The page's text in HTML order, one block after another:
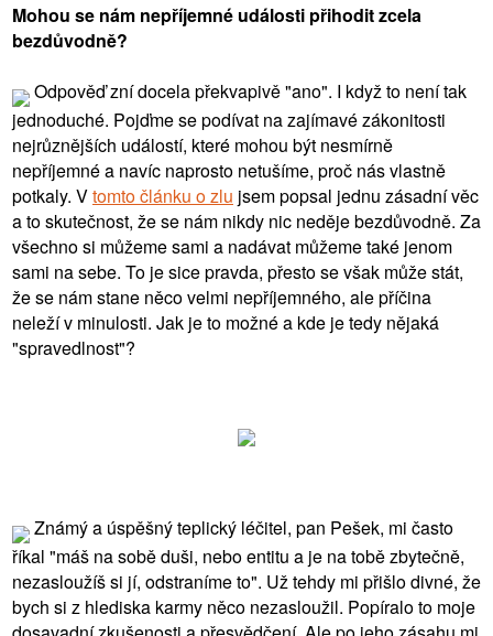
Mohou se nám nepříjemné události přihodit zcela
bezdůvodně?
Odpověď zní docela překvapivě "ano". I když to není tak
jednoduché. Pojďme se podívat na zajímavé zákonitosti
nejrůznějších událostí, které mohou být nesmírně
nepříjemné a navíc naprosto netušíme, proč nás vlastně
potkaly. Vtomto článku o zlu jsem popsal jednu zásadní věc
a to skutečnost, že se nám nikdy nic neděje bezdůvodně. Za
všechno si můžeme sami a nadávat můžeme také jenom
sami na sebe. To je sice pravda, přesto se však může stát,
že se nám stane něco velmi nepříjemného, ale příčina
neleží v minulosti. Jak je to možné a kde je tedy nějaká
"spravedlnost"?
Známý a úspěšný teplický léčitel, pan Pešek, mi často
říkal "máš na sobě duši, nebo entitu a je na tobě zbytečně,
nezasloužíš si jí, odstraníme to". Už tehdy mi přišlo divné, že
bych si z hlediska karmy něco nezasloužil. Popíralo to moje